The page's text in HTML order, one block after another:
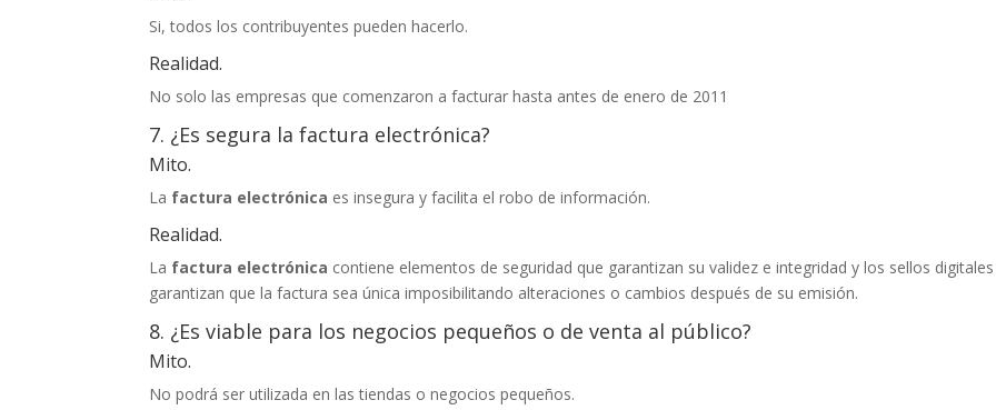
Si, todos los contribuyentes pueden hacerlo.
Realidad.
No solo las empresas que comenzaron a facturar hasta antes de enero de 2011
7. ¿Es segura la factura electrónica?
Mito.
La factura electrónica es insegura y facilita el robo de información.
Realidad.
La factura electrónica contiene elementos de seguridad que garantizan su validez e integridad y los sellos digitales
garantizan que la factura sea única imposibilitando alteraciones o cambios después de su emisión.
8. ¿Es viable para los negocios pequeños o de venta al público?
Mito.
No podrá ser utilizada en las tiendas o negocios pequeños.